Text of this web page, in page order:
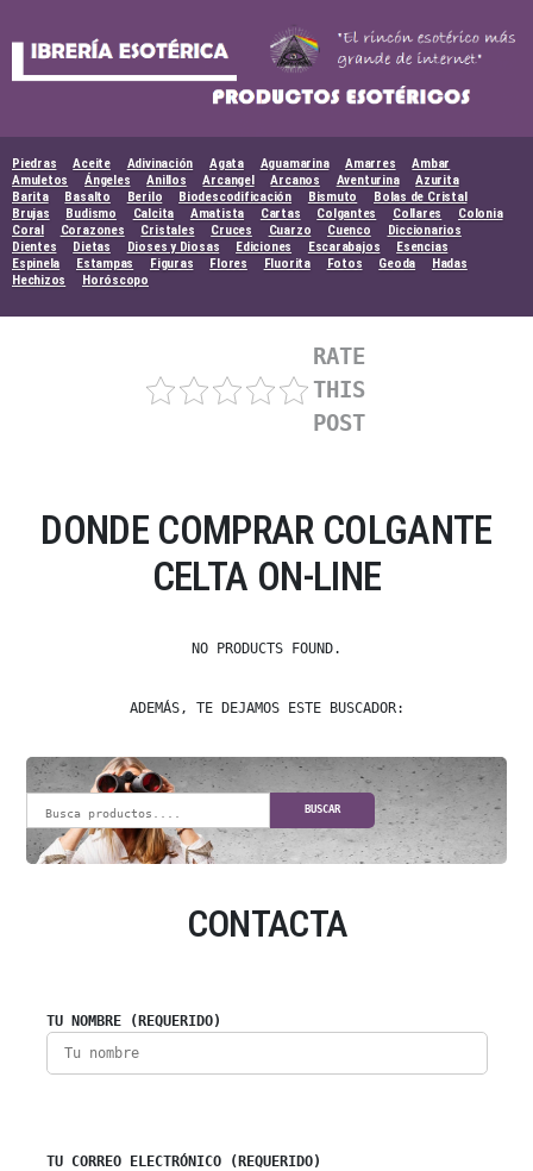
Piedras Aceite Adivinación Agata Aguamarina Amarres
Ambar
Amuletos
Ángeles Anillos Arcangel Arcanos Aventurina
Azurita
Barita
Basalto Berilo Biodescodificación Bismuto
Bolas de Cristal
Brujas
Budismo Calcita Amatista Cartas Colgantes Collares
Colonia
Coral
Corazones Cristales Cruces Cuarzo Cuenco
Diccionarios
Dientes
Dietas Dioses y Diosas Ediciones Escarabajos
Esencias
Espinela
Estampas Figuras Flores Fluorita Fotos Geoda
Hadas
Hechizos
Horóscopo
RATE
THIS
POST
DONDE COMPRAR COLGANTE
CELTA ON-LINE
NO PRODUCTS FOUND.
ADEMÁS, TE DEJAMOS ESTE BUSCADOR:
BUSCAR
CONTACTA
TU NOMBRE (REQUERIDO)
TU CORREO ELECTRÓNICO (REQUERIDO)